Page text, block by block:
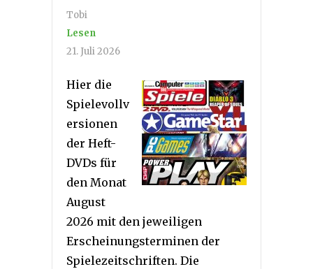
Tobi
Lesen
21. Juli 2026
Hier die
Spielevollv
ersionen
der Heft-
DVDs für
den Monat
August
2026 mit den jeweiligen
Erscheinungsterminen der
Spielezeitschriften. Die